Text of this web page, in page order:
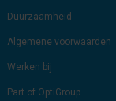
Duurzaamheid
Algemene voorwaarden
Werken bij
Part of OptiGroup